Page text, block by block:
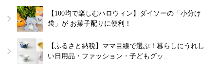
【100均で楽しむハロウィン】ダイソーの「小分け
袋」が お菓子配りに便利！
【ふるさと納税】ママ目線で選ぶ！暮らしにうれし
い日用品・ファッション・子どもグッ…